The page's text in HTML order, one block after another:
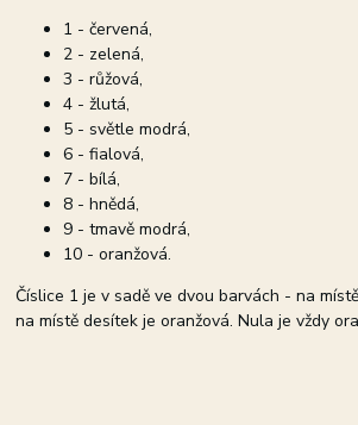
1 - červená,
2 - zelená,
3 - růžová,
4 - žlutá,
5 - světle modrá,
6 - fialová,
7 - bílá,
8 - hnědá,
9 - tmavě modrá,
10 - oranžová.
Číslice 1 je v sadě ve dvou barvách - na
na místě desítek je oranžová. Nula je vždy